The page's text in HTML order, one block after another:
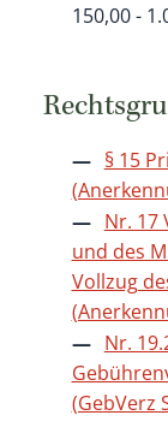
150,00 -
§ 15
Nr. 17
und des
Vollzug
Nr.
(GebVerz